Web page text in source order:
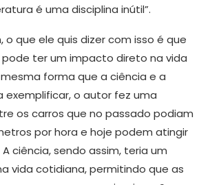
é uma disciplina inútil”.
o que ele quis dizer com isso é que
ter um impacto direto na vida
forma que a ciência e a
exemplificar, o autor fez uma
os carros que no passado podiam
por hora e hoje podem atingir
ciência, sendo assim, teria um
vida cotidiana, permitindo que as